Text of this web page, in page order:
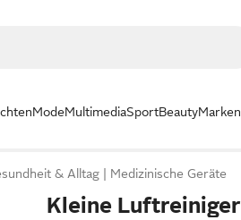
ModeMultimediaSportBeautyMarken
& Alltag Medizinische Geräte
Kleine Luftreiniger